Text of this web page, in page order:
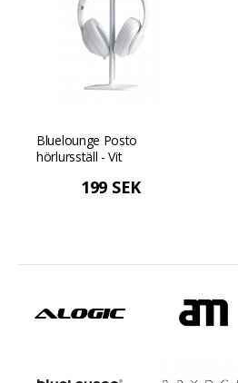
Bluelounge Posto
hörlursställ - Vit
199 SEK